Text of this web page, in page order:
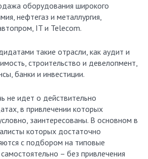
оборудования широкого
нефтегаз и металлургия,
IT и Telecom.
такие отрасли, как аудит и
строительство и девелопмент,
банки и инвестиции.
не идет о действительно
в привлечении которых
заинтересованы. В основном в
которых достаточно
с подбором на типовые
– без привлечения